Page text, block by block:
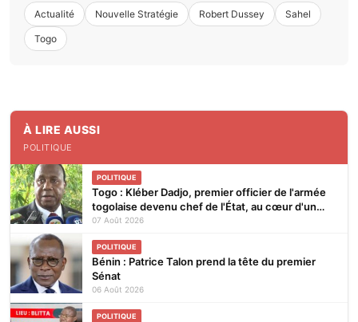
Actualité Nouvelle Stratégie Robert Dussey Sahel
Togo
À LIRE AUSSI
POLITIQUE
POLITIQUE
Togo : Kléber Dadjo, premier officier de l'armée
togolaise devenu chef de l'État, au cœur d'un
ouvrage
07 Août 2026
POLITIQUE
Bénin : Patrice Talon prend la tête du premier
Sénat
06 Août 2026
POLITIQUE